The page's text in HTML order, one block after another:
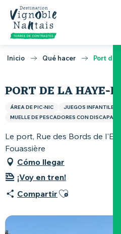
Aller
contenu
principal
Inicio Qué hacer Port de
PORT DE LA HAYE-
ÁREA DE PIC-NIC
JUEGOS INFANTILES
MUELLE DE PESCADORES CON
Le port, Rue des Bords de
Fouassière
Cómo llegar
¡Voy en tren!
Compartir Ajouter aux